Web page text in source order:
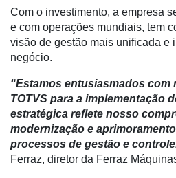
Minha
conta
Notícias
Destaque
Mercado
Com o investimento, a empresa
e com operações mundiais, tem
visão de gestão mais unificada e
negócio.
“Estamos entusiasmados com
TOTVS para a implementação
estratégica reflete nosso
modernização e
processos de gestão e
Ferraz, diretor da Ferraz